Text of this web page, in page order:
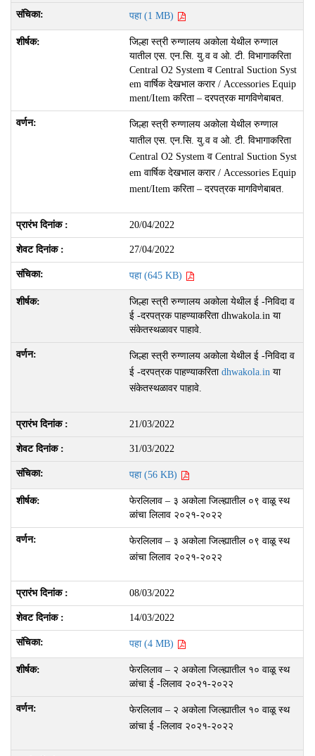
पहा (1 MB)
जिल्हा स्त्री रुग्णालय अकोला येथील रुग्णाल
यातील एस. एन.सि. यु.व व ओ. टी. विभागाकरिता
Central O2 System व Central Suction Syst
em वार्षिक देखभाल करार / Accessories Equip
ment/Item करिता – दरपत्रक मागविणेबाबत.
जिल्हा स्त्री रुग्णालय अकोला येथील रुग्णाल
यातील एस. एन.सि. यु.व व ओ. टी. विभागाकरिता
Central O2 System व Central Suction Syst
em वार्षिक देखभाल करार / Accessories Equip
ment/Item करिता – दरपत्रक मागविणेबाबत.
20/04/2022
27/04/2022
पहा (645 KB)
जिल्हा स्त्री रुग्णालय अकोला येथील ई -निविदा व
ई -दरपत्रक पाहण्याकरिता dhwakola.in या
संकेतस्थळावर पाहावे.
जिल्हा स्त्री रुग्णालय अकोला येथील ई -निविदा व
ई -दरपत्रक पाहण्याकरिता dhwakola.inया
संकेतस्थळावर पाहावे.
21/03/2022
31/03/2022
पहा (56 KB)
फेरलिलाव – ३ अकोला जिल्ह्यातील ०९ वाळू स्थ
ळांचा लिलाव २०२१-२०२२
फेरलिलाव – ३ अकोला जिल्ह्यातील ०९ वाळू स्थ
ळांचा लिलाव २०२१-२०२२
08/03/2022
14/03/2022
पहा (4 MB)
फेरलिलाव – २ अकोला जिल्ह्यातील १० वाळू स्थ
ळांचा ई -लिलाव २०२१-२०२२
फेरलिलाव – २ अकोला जिल्ह्यातील १० वाळू स्थ
ळांचा ई -लिलाव २०२१-२०२२